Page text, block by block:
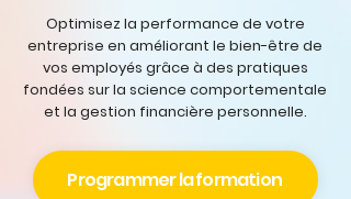
Optimisez la performance de votre
entreprise en améliorant le bien-être de
vos employés grâce à des pratiques
fondées sur la science comportementale
et la gestion financière personnelle.
Programmer la formation